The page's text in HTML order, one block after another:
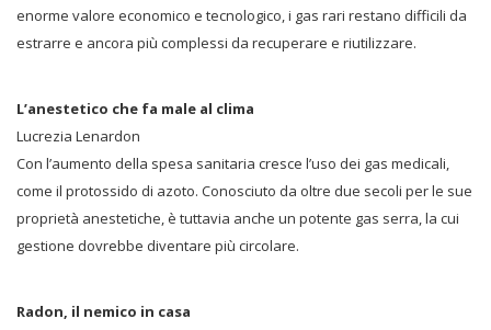
enorme valore economico e tecnologico, i gas rari restano difficili da
estrarre e ancora più complessi da recuperare e riutilizzare.
L’anestetico che fa male al clima
Lucrezia Lenardon
Con l’aumento della spesa sanitaria cresce l’uso dei gas medicali,
come il protossido di azoto. Conosciuto da oltre due secoli per le sue
proprietà anestetiche, è tuttavia anche un potente gas serra, la cui
gestione dovrebbe diventare più circolare.
Radon, il nemico in casa